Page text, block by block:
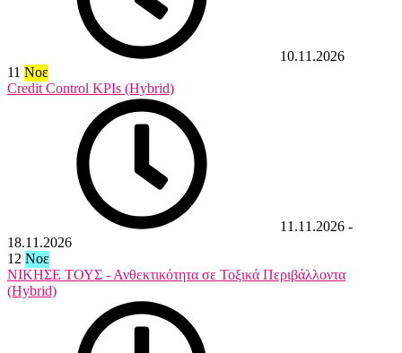
10.11.2026
11 Νοε
Credit Control KPIs (Hybrid)
11.11.2026 -
18.11.2026
12 Νοε
ΝΙΚΗΣΕ ΤΟΥΣ - Ανθεκτικότητα σε Τοξικά Περιβάλλοντα
(Hybrid)